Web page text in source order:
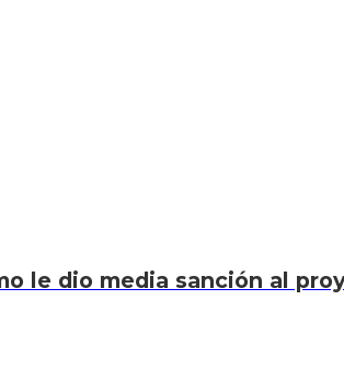
le dio media sanción al